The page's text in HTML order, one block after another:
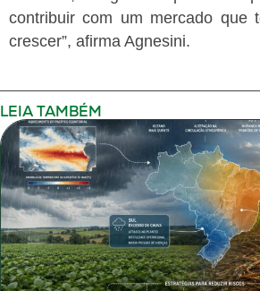
contribuir com um mercado que
crescer”, afirma Agnesini.
LEIA TAMBÉM